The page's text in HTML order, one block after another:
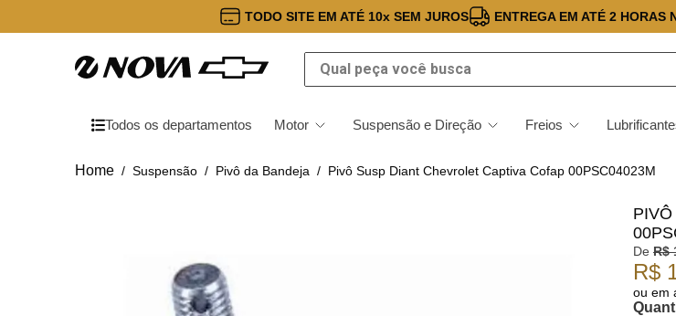
TODO SITE EM ATÉ 10x SEM JUROS ENTREGA EM ATÉ 2 HORAS
Qual peça você busca
Todos os departamentos Motor Suspensão e Direção Freios
Suspensão Pivô da Bandeja Pivô Susp Diant Chevrolet Captiva Cofap 00PSC04023M
De R$
R$
ou em